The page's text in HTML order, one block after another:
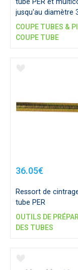
jusqu'au diamètre
COUPE TUBES &
COUPE TUBE
36.05€
Ressort de
tube PER
OUTILS DE
DES TUBES